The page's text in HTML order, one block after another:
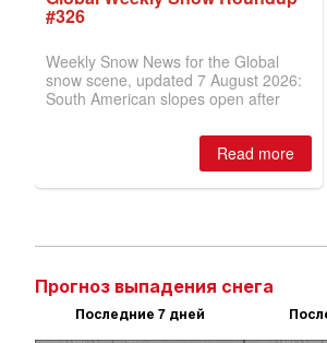
Прогноз выпадения снега
Последние 7 дней